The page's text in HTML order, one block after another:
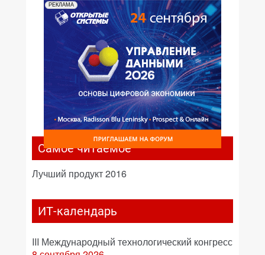
РЕКЛАМА
Самое читаемое
Лучший продукт 2016
ИТ-календарь
III Международный технологический конгресс